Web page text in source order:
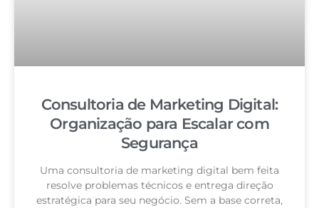
Consultoria de Marketing Digital:
Organização para Escalar com
Segurança
Uma consultoria de marketing digital bem feita
resolve problemas técnicos e entrega direção
estratégica para seu negócio. Sem a base correta,